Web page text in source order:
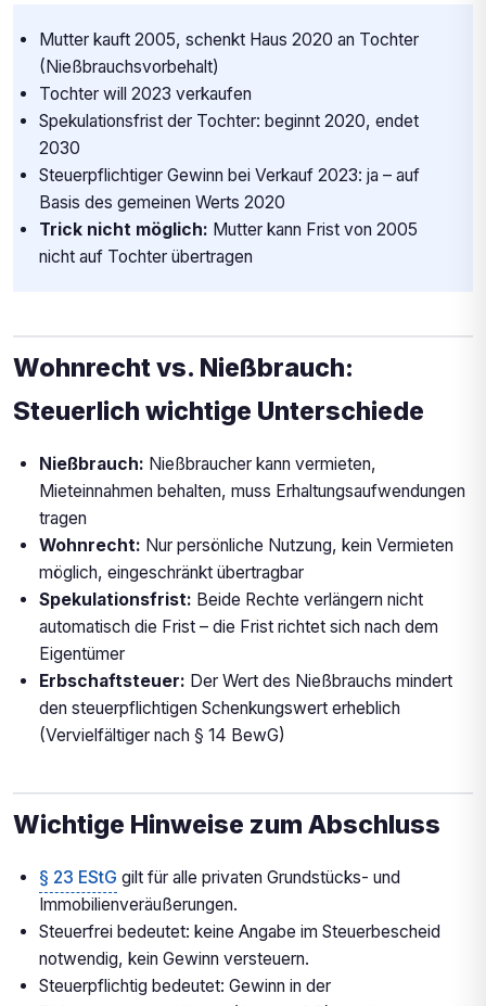
Mutter kauft 2005, schenkt Haus 2020 an Tochter
(Nießbrauchsvorbehalt)
Tochter will 2023 verkaufen
Spekulationsfrist der Tochter: beginnt 2020, endet
2030
Steuerpflichtiger Gewinn bei Verkauf 2023: ja – auf
Basis des gemeinen Werts 2020
Trick nicht möglich: Mutter kann Frist von 2005
nicht auf Tochter übertragen
Wohnrecht vs. Nießbrauch:
Steuerlich wichtige Unterschiede
Nießbrauch: Nießbraucher kann vermieten,
Mieteinnahmen behalten, muss Erhaltungsaufwendungen
tragen
Wohnrecht: Nur persönliche Nutzung, kein Vermieten
möglich, eingeschränkt übertragbar
Spekulationsfrist: Beide Rechte verlängern nicht
automatisch die Frist – die Frist richtet sich nach dem
Eigentümer
Erbschaftsteuer: Der Wert des Nießbrauchs mindert
den steuerpflichtigen Schenkungswert erheblich
(Vervielfältiger nach § 14 BewG)
Wichtige Hinweise zum Abschluss
§ 23 EStG gilt für alle privaten Grundstücks- und
Immobilienveräußerungen.
Steuerfrei bedeutet: keine Angabe im Steuerbescheid
notwendig, kein Gewinn versteuern.
Steuerpflichtig bedeutet: Gewinn in der